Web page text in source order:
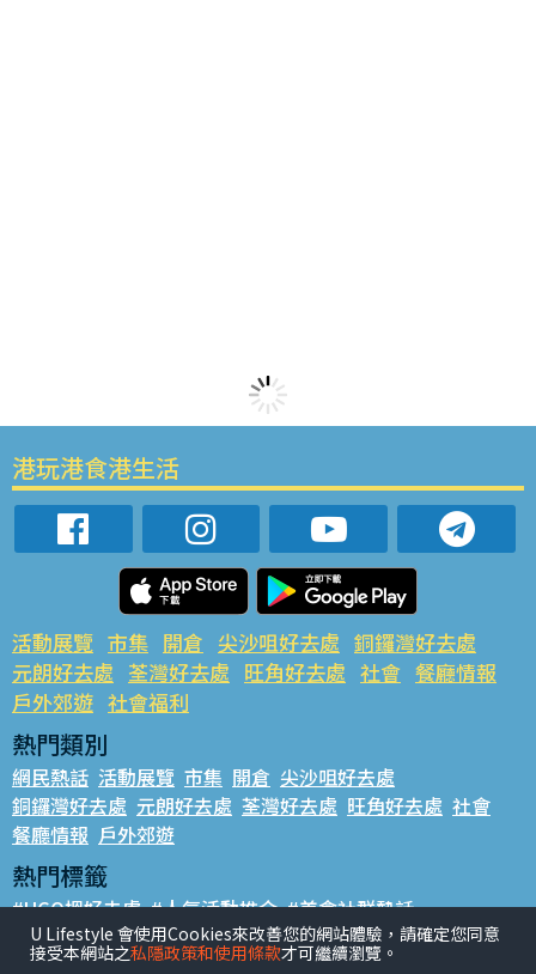
港玩港食港生活
活動展覽 市集 開倉 尖沙咀好去處 銅鑼灣好去處
元朗好去處 荃灣好去處 旺角好去處 社會 餐廳情報
戶外郊遊 社會福利
熱門類別
網民熱話 活動展覽 市集 開倉 尖沙咀好去處
銅鑼灣好去處 元朗好去處 荃灣好去處 旺角好去處 社會
餐廳情報 戶外郊遊
熱門標籤
#UGO搵好去處 #人氣活動推介 #美食社群熱話
#親子玩樂好去處 #ULifestyle應用程式 #限時搶
#UJetso禮物放送 #ULifestyle商戶中心 #著數
U Lifestyle 會使用Cookies來改善您的網站體驗，請確定您同意
接受本網站之私隱政策和使用條款才可繼續瀏覽。